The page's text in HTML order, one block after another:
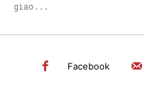
giao...
Facebook